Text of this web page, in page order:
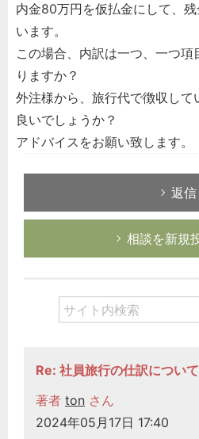
内金80万円を仮払金にして、
います。
この場合、内訳は一つ、一つ
りますか？
外注様から、旅行代で徴収して
良いでしょうか？
アドバイスをお願い致します。
返信
相談を新規
Re: 社員旅行の仕訳について
著者 ton さん
2024年05月17日 17:40